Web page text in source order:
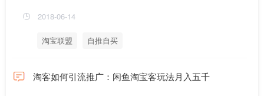
2018-06-14
淘宝联盟 自推自买
淘客如何引流推广：闲鱼淘宝客玩法月入五千